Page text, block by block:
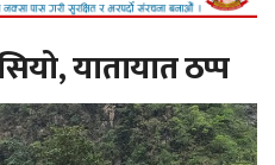
यातायात ठप्प